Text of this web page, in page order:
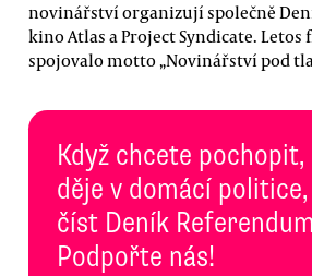
novinářství organizují společně
kino Atlas a Project Syndicate.
spojovalo motto „Novinářství pod
Když chcete pochopit,
děje v domácí
číst Deník
Podpořte nás!